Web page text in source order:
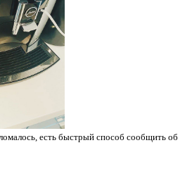
есть быстрый способ сообщить об